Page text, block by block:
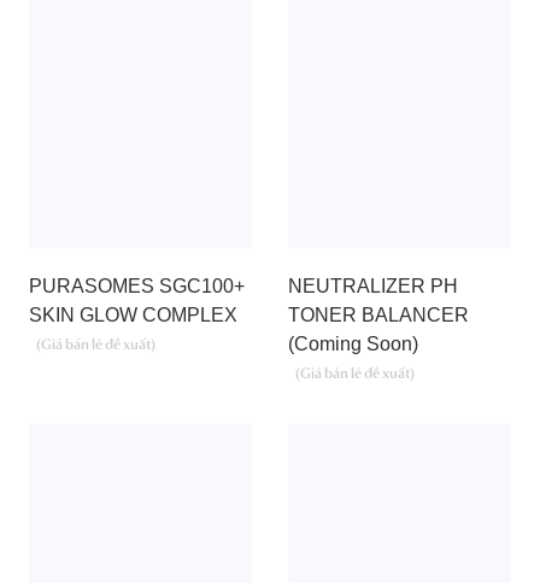
PURASOMES SGC100+
SKIN GLOW COMPLEX
NEUTRALIZER PH
TONER BALANCER
(Coming Soon)